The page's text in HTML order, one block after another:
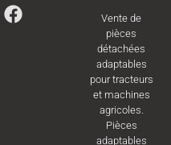
Vente de
pièces
détachées
adaptables
pour tracteurs
et machines
agricoles.
Pièces
adaptables